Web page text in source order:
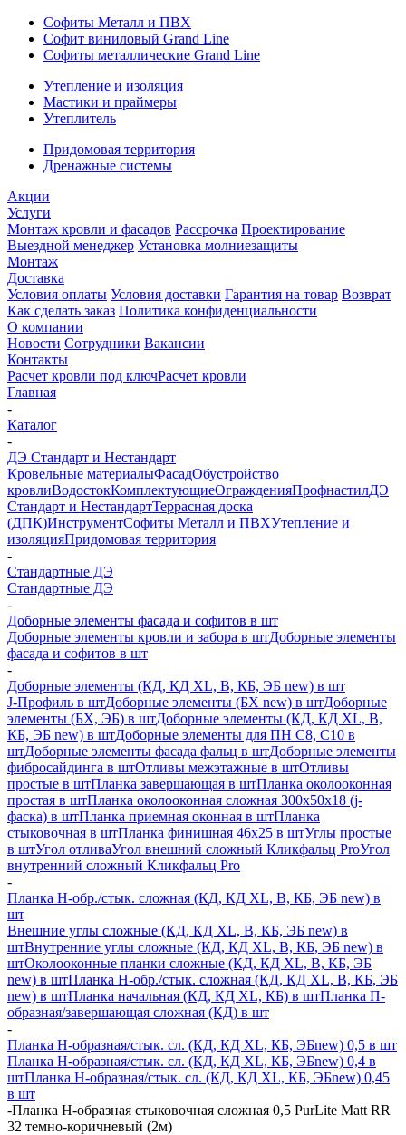
Софиты Металл и ПВХ
Софит виниловый Grand Line
Софиты металлические Grand Line
Утепление и изоляция
Мастики и праймеры
Утеплитель
Придомовая территория
Дренажные системы
Акции
Услуги
Монтаж кровли и фасадов Рассрочка Проектирование
Выездной менеджер Установка молниезащиты
Монтаж
Доставка
Условия оплаты Условия доставки Гарантия на товар Возврат
Как сделать заказ Политика конфиденциальности
О компании
Новости Сотрудники Вакансии
Контакты
Расчет кровли под ключРасчет кровли
Главная
-
Каталог
-
ДЭ Стандарт и Нестандарт
Кровельные материалыФасадОбустройство
кровлиВодостокКомплектующиеОгражденияПрофнастилДЭ
Стандарт и НестандартТеррасная доска
(ДПК)ИнструментСофиты Металл и ПВХУтепление и
изоляцияПридомовая территория
-
Стандартные ДЭ
Стандартные ДЭ
-
Доборные элементы фасада и софитов в шт
Доборные элементы кровли и забора в штДоборные элементы
фасада и софитов в шт
-
Доборные элементы (КД, КД XL, В, КБ, ЭБ new) в шт
J-Профиль в штДоборные элементы (БХ new) в штДоборные
элементы (БХ, ЭБ) в штДоборные элементы (КД, КД XL, В,
КБ, ЭБ new) в штДоборные элементы для ПН С8, С10 в
штДоборные элементы фасада фальц в штДоборные элементы
фибросайдинга в штОтливы межэтажные в штОтливы
простые в штПланка завершающая в штПланка околооконная
простая в штПланка околооконная сложная 300х50х18 (j-
фаска) в штПланка приемная оконная в штПланка
стыковочная в штПланка финишная 46х25 в штУглы простые
в штУгол отливаУгол внешний сложный Кликфальц ProУгол
внутренний сложный Кликфальц Pro
-
Планка H-обр./стык. сложная (КД, КД XL, В, КБ, ЭБ new) в
шт
Внешние углы сложные (КД, КД XL, В, КБ, ЭБ new) в
штВнутренние углы сложные (КД, КД XL, В, КБ, ЭБ new) в
штОколооконные планки сложные (КД, КД XL, В, КБ, ЭБ
new) в штПланка H-обр./стык. сложная (КД, КД XL, В, КБ, ЭБ
new) в штПланка начальная (КД, КД XL, КБ) в штПланка П-
образная/завершающая сложная (КД) в шт
-
Планка H-образная/стык. сл. (КД, КД XL, КБ, ЭБnew) 0,5 в шт
Планка H-образная/стык. сл. (КД, КД XL, КБ, ЭБnew) 0,4 в
штПланка H-образная/стык. сл. (КД, КД XL, КБ, ЭБnew) 0,45
в шт
-Планка Н-образная стыковочная сложная 0,5 PurLite Matt RR
32 темно-коричневый (2м)